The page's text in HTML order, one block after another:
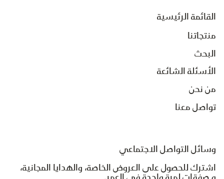
القائمة الرئيسية
منتجاتنا
البحث
الأسئلة الشائعة
من نحن
تواصل معنا
وسائل التواصل الاجتماعي
اشترك للحصول على العروض الخاصة، والهدايا المجانية،